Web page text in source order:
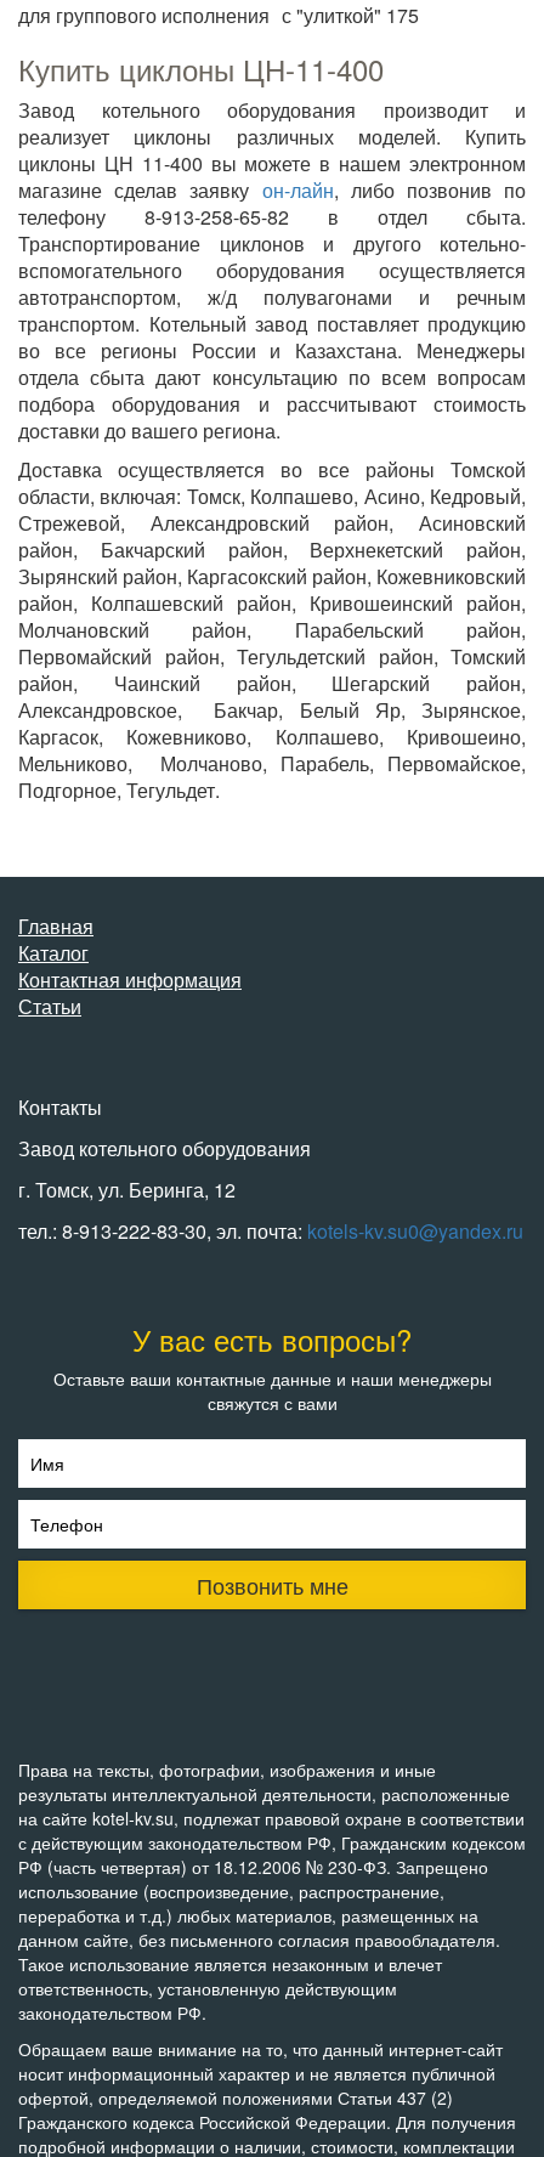
для группового исполнения с "улиткой" 175
Купить циклоны ЦН-11-400
Завод котельного оборудования производит и
реализует циклоны различных моделей. Купить
циклоны ЦН 11-400 вы можете в нашем электронном
магазине сделав заявку он-лайн, либо позвонив по
телефону 8-913-258-65-82 в отдел сбыта.
Транспортирование циклонов и другого котельно-
вспомогательного оборудования осуществляется
автотранспортом, ж/д полувагонами и речным
транспортом. Котельный завод поставляет продукцию
во все регионы России и Казахстана. Менеджеры
отдела сбыта дают консультацию по всем вопросам
подбора оборудования и рассчитывают стоимость
доставки до вашего региона.
Доставка осуществляется во все районы Томской
области, включая: Томск, Колпашево, Асино, Кедровый,
Стрежевой, Александровский район, Асиновский
район, Бакчарский район, Верхнекетский район,
Зырянский район, Каргасокский район, Кожевниковский
район, Колпашевский район, Кривошеинский район,
Молчановский район, Парабельский район,
Первомайский район, Тегульдетский район, Томский
район, Чаинский район, Шегарский район,
Александровское, Бакчар, Белый Яр, Зырянское,
Каргасок, Кожевниково, Колпашево, Кривошеино,
Мельниково, Молчаново, Парабель, Первомайское,
Подгорное, Тегульдет.
Главная
Каталог
Контактная информация
Статьи
Контакты
Завод котельного оборудования
г. Томск, ул. Беринга, 12
тел.: 8-913-222-83-30, эл. почта: kotels-kv.su0@yandex.ru
У вас есть вопросы?
Оставьте ваши контактные данные и наши менеджеры
свяжутся с вами
Имя
Телефон
Позвонить мне
Права на тексты, фотографии, изображения и иные
результаты интеллектуальной деятельности, расположенные
на сайте kotel-kv.su, подлежат правовой охране в соответствии
с действующим законодательством РФ, Гражданским кодексом
РФ (часть четвертая) от 18.12.2006 № 230-ФЗ. Запрещено
использование (воспроизведение, распространение,
переработка и т.д.) любых материалов, размещенных на
данном сайте, без письменного согласия правообладателя.
Такое использование является незаконным и влечет
ответственность, установленную действующим
законодательством РФ.
Обращаем ваше внимание на то, что данный интернет-сайт
носит информационный характер и не является публичной
офертой, определяемой положениями Статьи 437 (2)
Гражданского кодекса Российской Федерации. Для получения
подробной информации о наличии, стоимости, комплектации